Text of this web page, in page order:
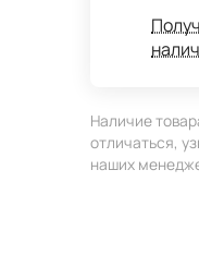
Наличие
отличаться,
наших